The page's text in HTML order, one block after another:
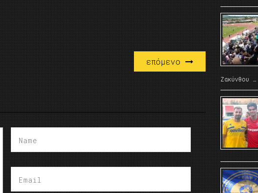
επόμενο
Ζακύνθου …